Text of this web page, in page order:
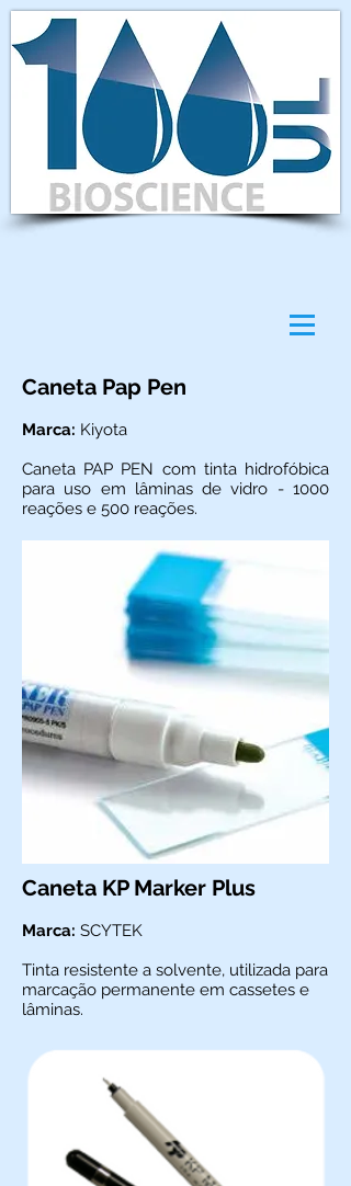
Caneta Pap Pen
Marca: Kiyota
Caneta PAP PEN com tinta hidrofóbica
para uso em lâminas de vidro - 1000
reações e 500 reações.
Caneta KP Marker Plus
Marca: SCYTEK
Tinta resistente a solvente, utilizada para
marcação permanente em cassetes e
lâminas.